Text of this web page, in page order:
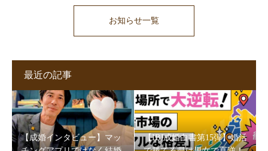
お知らせ一覧
最近の記事
【成婚インタビュー】マッ
【IBJ成婚白書第15弾】婚活